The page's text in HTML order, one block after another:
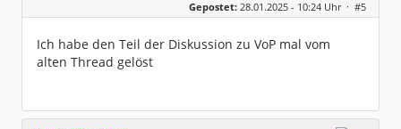
Alter:
54
Dabei seit:
02 / 2003
Gepostet: 28.01.2025 - 10:24 Uhr · #5
Ich habe den Teil der Diskussion zu VoP mal vom
alten Thread gelöst